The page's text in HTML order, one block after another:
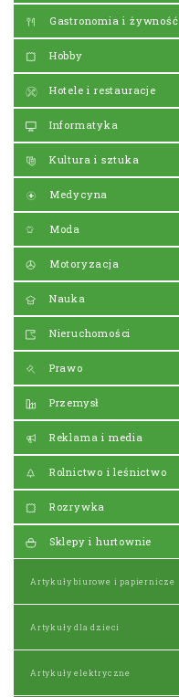
Gastronomia i żywność
Hobby
Hotele i restauracje
Informatyka
Kultura i sztuka
Medycyna
Moda
Motoryzacja
Nauka
Nieruchomości
Prawo
Przemysł
Reklama i media
Rolnictwo i leśnictwo
Rozrywka
Sklepy i hurtownie
Artykuły biurowe i papiernicze
Artykuły dla dzieci
Artykuły elektryczne